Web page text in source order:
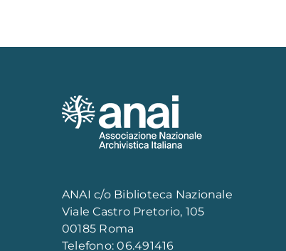
ANAI c/o Biblioteca Nazionale
Viale Castro Pretorio, 105
00185 Roma
Telefono: 06.491416